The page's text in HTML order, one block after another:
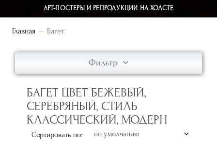
АРТ-ПОСТЕРЫ И РЕПРОДУКЦИИ НА ХОЛСТЕ
Главная Багет
Фильтр
БАГЕТ ЦВЕТ БЕЖЕВЫЙ,
СЕРЕБРЯНЫЙ, СТИЛЬ
КЛАССИЧЕСКИЙ, МОДЕРН
Сортировать по: